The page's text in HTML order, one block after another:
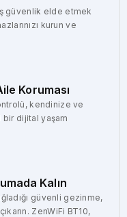
güvenlik elde etmek
kurun ve
Koruması
kendinize ve
bir dijital yaşam
Kalın
güvenli gezinme,
ZenWiFi BT10,